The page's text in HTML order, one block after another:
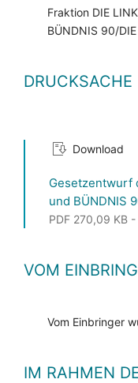
Fraktion DIE
BÜNDNIS 90/DIE
DRUCKSACHE
Download
Gesetzentwurf
und BÜNDNIS
PDF 270,09 KB
VOM
Vom Einbringer
IM RAHMEN